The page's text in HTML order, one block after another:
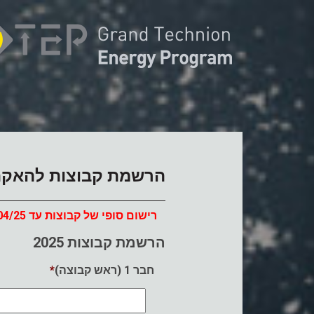
הרשמת קבוצות להאקתון
רישום סופי של קבוצות עד 22/04/25
הרשמת קבוצות 2025
חבר 1 (ראש קבוצה) *